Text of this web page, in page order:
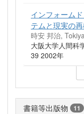
インフォーム
テムと現実の
時安 邦治,
大阪大学人間科
39 2002年
書籍等出版物 11